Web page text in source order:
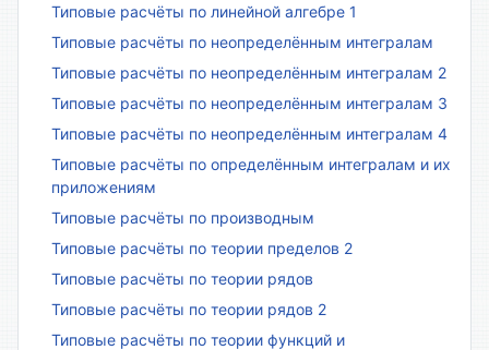
Типовые расчёты по линейной алгебре 1
Типовые расчёты по неопределённым интегралам
Типовые расчёты по неопределённым интегралам 2
Типовые расчёты по неопределённым интегралам 3
Типовые расчёты по неопределённым интегралам 4
Типовые расчёты по определённым интегралам и их
приложениям
Типовые расчёты по производным
Типовые расчёты по теории пределов 2
Типовые расчёты по теории рядов
Типовые расчёты по теории рядов 2
Типовые расчёты по теории функций и